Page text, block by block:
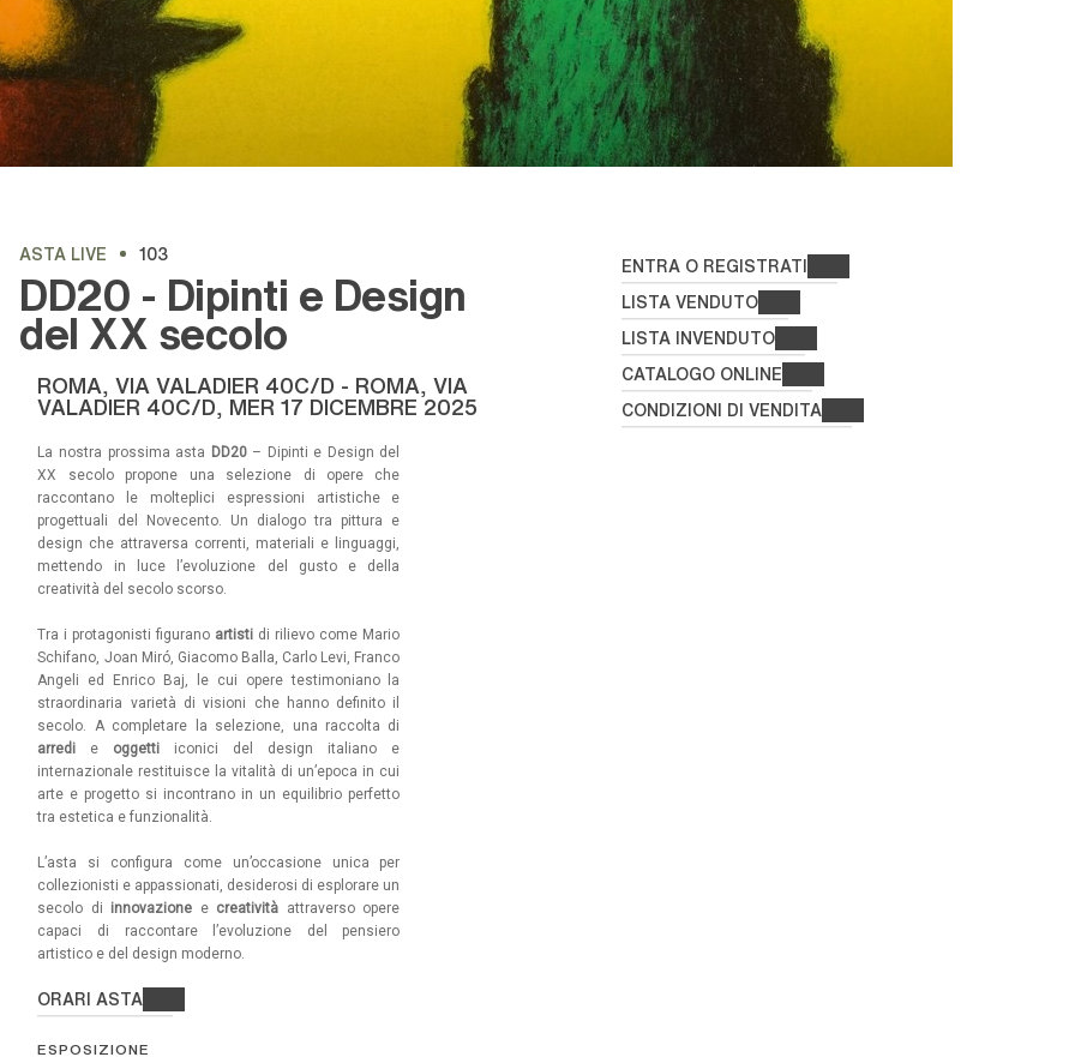
ASTA LIVE 103
DD20 - Dipinti e Design
del XX secolo
ROMA, VIA VALADIER 40C/D - ROMA, VIA
VALADIER 40C/D, MER 17 DICEMBRE 2025
La nostra prossima asta DD20– Dipinti e Design del
XX secolo propone una selezione di opere che
raccontano le molteplici espressioni artistiche e
progettuali del Novecento. Un dialogo tra pittura e
design che attraversa correnti, materiali e linguaggi,
mettendo in luce l’evoluzione del gusto e della
creatività del secolo scorso.
Tra i protagonisti figurano artisti di rilievo come Mario
Schifano, Joan Miró, Giacomo Balla, Carlo Levi, Franco
Angeli ed Enrico Baj, le cui opere testimoniano la
straordinaria varietà di visioni che hanno definito il
secolo. A completare la selezione, una raccolta di
arredi e oggetti iconici del design italiano e
internazionale restituisce la vitalità di un’epoca in cui
arte e progetto si incontrano in un equilibrio perfetto
tra estetica e funzionalità.
L’asta si configura come un’occasione unica per
collezionisti e appassionati, desiderosi di esplorare un
secolo di innovazione ecreatività attraverso opere
capaci di raccontare l’evoluzione del pensiero
artistico e del design moderno.
ORARI ASTA
ESPOSIZIONE
ENTRA O REGISTRATI
LISTA VENDUTO
LISTA INVENDUTO
CATALOGO ONLINE
CONDIZIONI DI VENDITA